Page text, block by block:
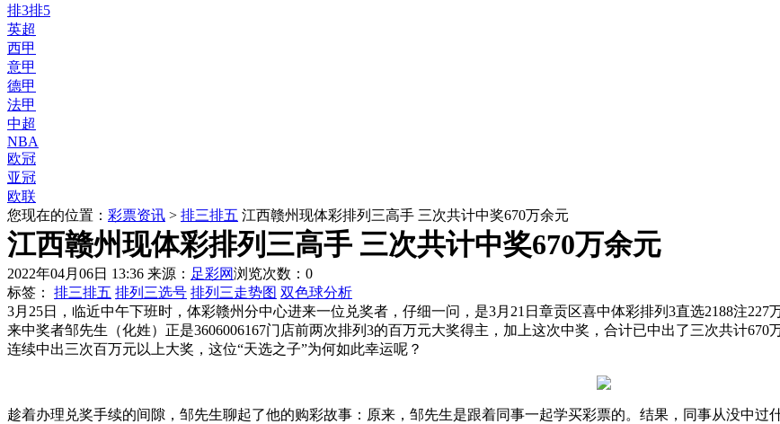
排3排5
英超
西甲
意甲
德甲
法甲
中超
NBA
欧冠
亚冠
欧联
您现在的位置： 彩票资讯 > 排三排五 江西赣州现体彩排列三高手 三次共计中奖670万余元
江西赣州现体彩排列三高手 三次共计中奖670万余元
2022年04月06日 13:36 来源： 足彩网浏览次数：0
标签： 排三排五 排列三选号 排列三走势图 双色球分析
3月25日，临近中午下班时，体彩赣州分中心进来一位兑奖者，仔细一问，是3月21日章贡区喜中体彩排列3直选2188注
来中奖者邹先生（化姓）正是3606006167门店前两次排列3的百万元大奖得主，加上这次中奖，合计已中出了三次共计
连续中出三次百万元以上大奖，这位“天选之子”为何如此幸运呢？
趁着办理兑奖手续的间隙，邹先生聊起了他的购彩故事：原来，邹先生是跟着同事一起学买彩票的。结果，同事从没中